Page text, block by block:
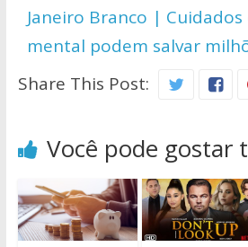
Janeiro Branco | Cuidados
mental podem salvar
Share This Post:
Você pode gostar